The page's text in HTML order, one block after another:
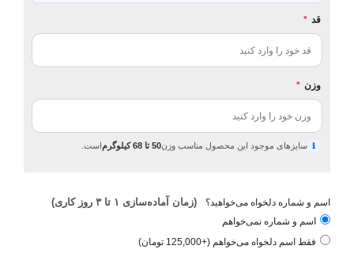
قد *
وزن *
ℹ سایزهای موجود این محصول مناسب وزن50 تا 68 کیلوگرم است.
اسم و شماره دلخواه می‌خواهید؟ (زمان آماده‌سازی ۱ تا ۳ روز کاری)
اسم و شماره نمی‌خواهم
فقط اسم دلخواه می‌خواهم (+125,000 تومان)